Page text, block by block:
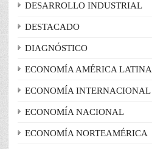
DESARROLLO INDUSTRIAL
DESTACADO
DIAGNÓSTICO
ECONOMÍA AMÉRICA LATINA
ECONOMÍA INTERNACIONAL
ECONOMÍA NACIONAL
ECONOMÍA NORTEAMÉRICA